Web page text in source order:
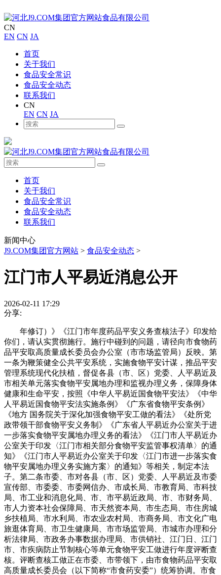
CN
EN CN JA
首页
关于我们
食品安全常识
食品安全动态
联系我们
CN
EN CN JA
首页
关于我们
食品安全常识
食品安全动态
联系我们
新闻中心
J9.COM集团官方网站 > 食品安全动态 >
江门市人平易近消息公开
2026-02-11 17:29
分享:
年修订）》《江门市年度药品平安义务查核法子》印发给
你们，请认实贯彻施行。施行中碰到的问题，请径向市食物药
品平安取高质量成长委员会办公室（市市场监管局）反映。第
一条为鞭策健全公共平安系统，实施食物平安计谋，推品平安
管理系统现代化扶植，督促各县（市、区）党委、人平易近及
市相关单元落实食物平安属地办理和监视办理义务，保障身体
健康和生命平安，按照《中华人平易近国食物平安法》《中华
人平易近国食物平安法实施条例》《广东省食物平安条例》
《地方 国务院关于深化加强食物平安工做的看法》《处所党
政带领干部食物平安义务制》《广东省人平易近办公室关于进
一步落实食物平安属地办理义务的看法》《江门市人平易近办
公室关于印发〈江门市相关部分食物平安监管事权清单〉的通
知》《江门市人平易近办公室关于印发〈江门市进一步落实食
物平安属地办理义务实施方案〉的通知》等相关，制定本法
子。第二条市委、市对各县（市、区）党委、人平易近及市委
宣传部、市委委、市委网信办、市成长局、市教育局、市科技
局、市工业和消息化局、市、市平易近政局、市、市财务局、
市人力资本社会保障局、市天然资本局、市生态局、市住房城
乡扶植局、市水利局、市农业农村局、市商务局、市文化广电
旅逛体育局、市卫生健康局、市市场监管局、市城市办理和分
析法律局、市政务办事数据办理局、市供销社、江门日、江门
市、市疾病防止节制核心等单元食物平安工做进行年度评断查
核。评断查核工做正在市委、市带领下，由市食物药品平安取
高质量成长委员会（以下简称“市食药安委”）统筹协调。市食